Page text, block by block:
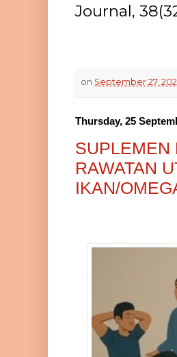
Journal,
on September 27,
Thursday, 25
SUPLEMEN
RAWATAN
IKAN/